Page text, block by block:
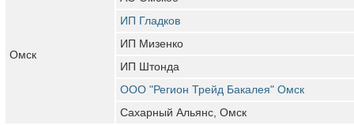
Омск
ИП Гладков
ИП Мизенко
ИП Штонда
ООО "Регион Трейд Бакалея" Омск
Сахарный Альянс, Омск